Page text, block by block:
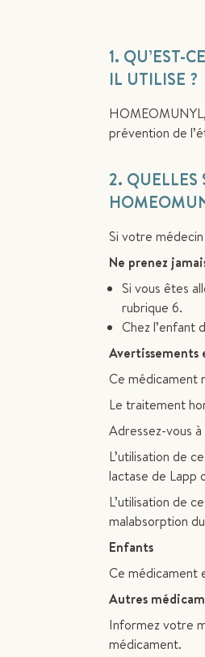
1. QU’EST-
IL UTILISE ?
prévention de
2. QUELLES
Si votre
Ne prenez
Si vous êtes
rubrique 6.
Chez l’enfant
Avertissements
Ce médicament
Le traitement
Adressez-vous
L’utilisation de
lactase de Lapp
L’utilisation de
malabsorption
Enfants
Ce médicament
Autres
Informez votre
médicament.